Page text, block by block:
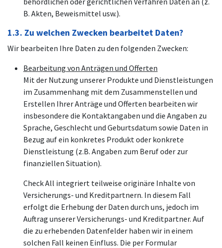
B. Akten, Beweismittel usw.).
1.3. Zu welchen Zwecken bearbeitet Daten?
Wir bearbeiten Ihre Daten zu den folgenden Zwecken:
Bearbeitung von Anträgen und Offerten
Mit der Nutzung unserer Produkte und Dienstleistungen
im Zusammenhang mit dem Zusammenstellen und
Erstellen Ihrer Anträge und Offerten bearbeiten wir
insbesondere die Kontaktangaben und die Angaben zu
Sprache, Geschlecht und Geburtsdatum sowie Daten in
Bezug auf ein konkretes Produkt oder konkrete
Dienstleistung (z.B. Angaben zum Beruf oder zur
finanziellen Situation).
Check All integriert teilweise originäre Inhalte von
Versicherungs- und Kreditpartnern. In diesem Fall
erfolgt die Erhebung der Daten durch uns, jedoch im
Auftrag unserer Versicherungs- und Kreditpartner. Auf
die zu erhebenden Datenfelder haben wir in einem
solchen Fall keinen Einfluss. Die per Formular